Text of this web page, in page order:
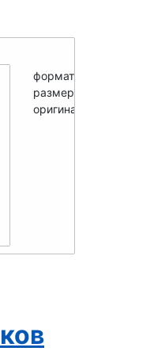
формат -
размер мини -
оригинал -